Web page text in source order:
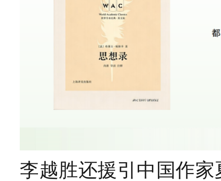
李越胜还援引中国作